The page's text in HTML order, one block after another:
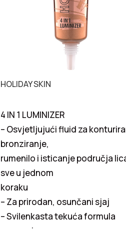
HOLIDAY SKIN
4 IN 1 LUMINIZER
– Osvjetljujući fluid za
bronziranje,
rumenilo i isticanje područja
sve u jednom
koraku
– Za prirodan, osunčani sjaj
– Svilenkasta tekuća formula